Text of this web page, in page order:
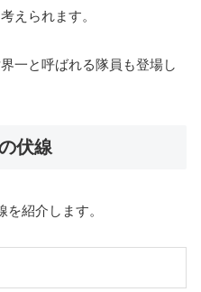
えられます。
一と呼ばれる隊員も登場し
伏線
紹介します。